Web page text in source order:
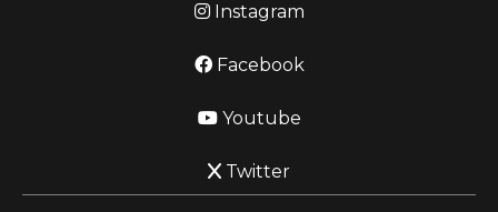
Instagram
Facebook
Youtube
Twitter